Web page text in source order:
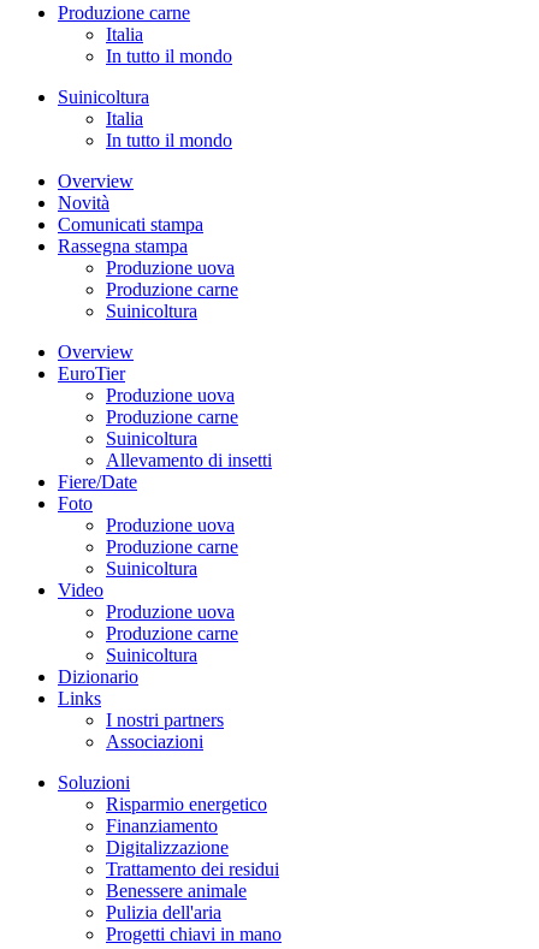
Produzione carne
Italia
In tutto il mondo
Suinicoltura
Italia
In tutto il mondo
Overview
Novità
Comunicati stampa
Rassegna stampa
Produzione uova
Produzione carne
Suinicoltura
Overview
EuroTier
Produzione uova
Produzione carne
Suinicoltura
Allevamento di insetti
Fiere/Date
Foto
Produzione uova
Produzione carne
Suinicoltura
Video
Produzione uova
Produzione carne
Suinicoltura
Dizionario
Links
I nostri partners
Associazioni
Soluzioni
Risparmio energetico
Finanziamento
Digitalizzazione
Trattamento dei residui
Benessere animale
Pulizia dell'aria
Progetti chiavi in mano